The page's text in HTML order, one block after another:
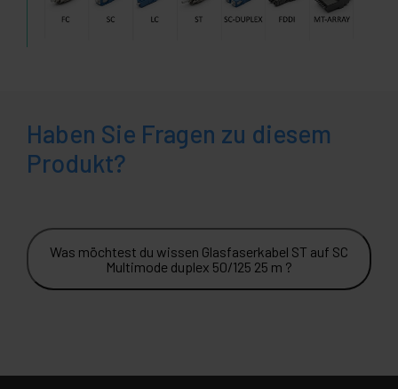
Haben Sie Fragen zu diesem
Produkt?
Was möchtest du wissen Glasfaserkabel ST auf SC
Multimode duplex 50/125 25 m ?